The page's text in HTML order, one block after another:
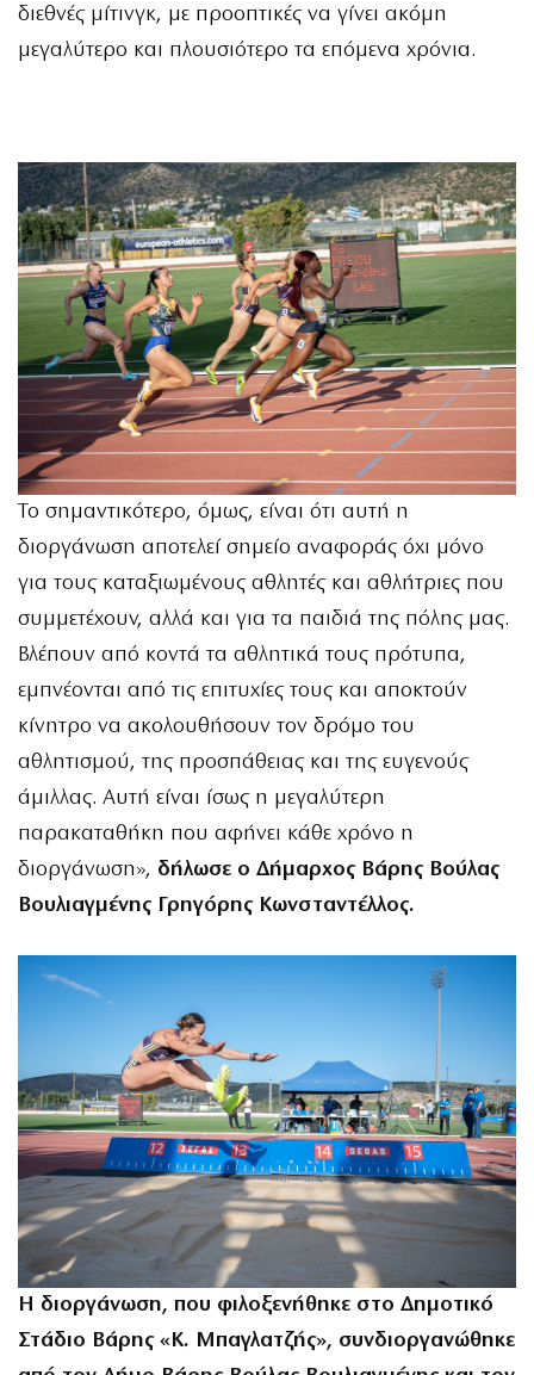
διεθνές μίτινγκ, με προοπτικές να γίνει ακόμη
μεγαλύτερο και πλουσιότερο τα επόμενα χρόνια.
Το σημαντικότερο, όμως, είναι ότι αυτή η
διοργάνωση αποτελεί σημείο αναφοράς όχι μόνο
για τους καταξιωμένους αθλητές και αθλήτριες που
συμμετέχουν, αλλά και για τα παιδιά της πόλης μας.
Βλέπουν από κοντά τα αθλητικά τους πρότυπα,
εμπνέονται από τις επιτυχίες τους και αποκτούν
κίνητρο να ακολουθήσουν τον δρόμο του
αθλητισμού, της προσπάθειας και της ευγενούς
άμιλλας. Αυτή είναι ίσως η μεγαλύτερη
παρακαταθήκη που αφήνει κάθε χρόνο η
διοργάνωση», δήλωσε ο Δήμαρχος Βάρης Βούλας
Βουλιαγμένης Γρηγόρης Κωνσταντέλλος.
Η διοργάνωση, που φιλοξενήθηκε στο Δημοτικό
Στάδιο Βάρης «Κ. Μπαγλατζής», συνδιοργανώθηκε